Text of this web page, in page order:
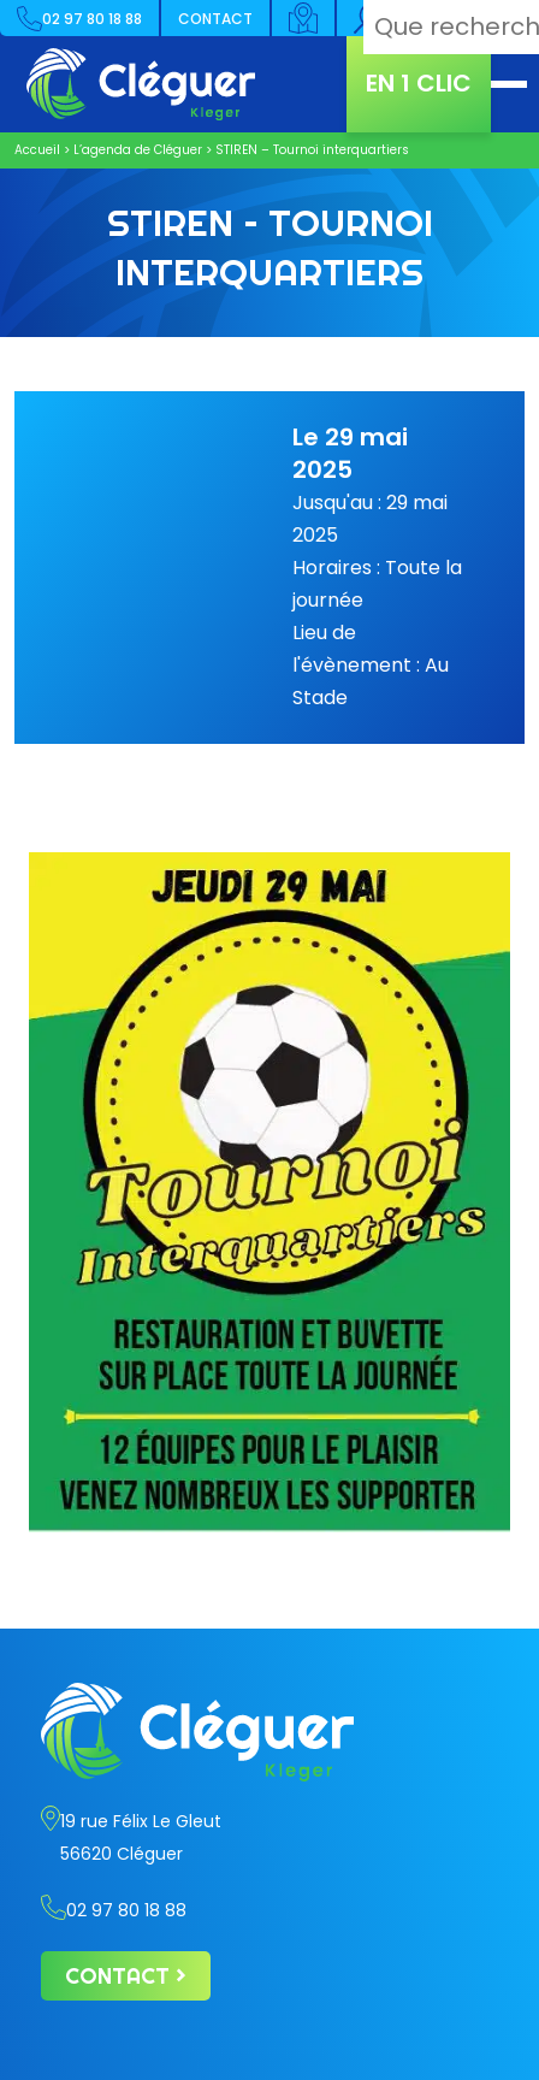
02 97 80 18 88 CONTACT
EN 1 CLIC
Accueil > L’agenda de Cléguer > STIREN – Tournoi interquartiers
STIREN – TOURNOI
INTERQUARTIERS
Le 29 mai
2025
Jusqu'au : 29 mai
2025
Horaires : Toute la
journée
Lieu de
l'évènement : Au
Stade
19 rue Félix Le Gleut
56620 Cléguer
02 97 80 18 88
CONTACT